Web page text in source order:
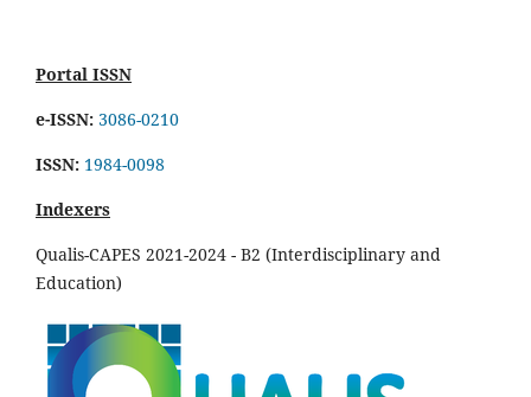
Portal ISSN
e-ISSN: 3086-0210
ISSN: 1984-0098
Indexers
Qualis-CAPES 2021-2024 - B2 (Interdisciplinary and
Education)